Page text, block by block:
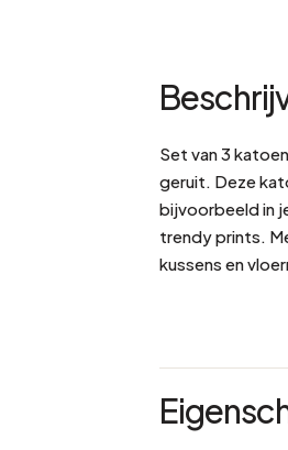
Set van 3
geruit. Deze
bijvoorbeeld in
trendy prints.
kussens en